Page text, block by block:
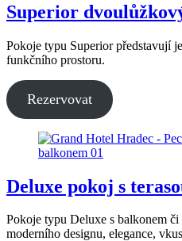
Superior
Pokoje typu Superior představují
funkčního prostoru.
Rezervovat
Deluxe pokoj s
Pokoje typu Deluxe s balkonem
moderního designu, elegance,